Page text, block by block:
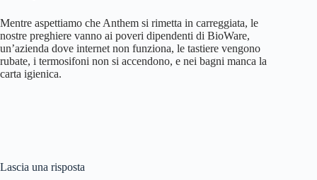
Mentre aspettiamo che Anthem si rimetta in carreggiata, le
nostre preghiere vanno ai poveri dipendenti di BioWare,
un’azienda dove internet non funziona, le tastiere vengono
rubate, i termosifoni non si accendono, e nei bagni manca la
carta igienica.
Lascia una risposta